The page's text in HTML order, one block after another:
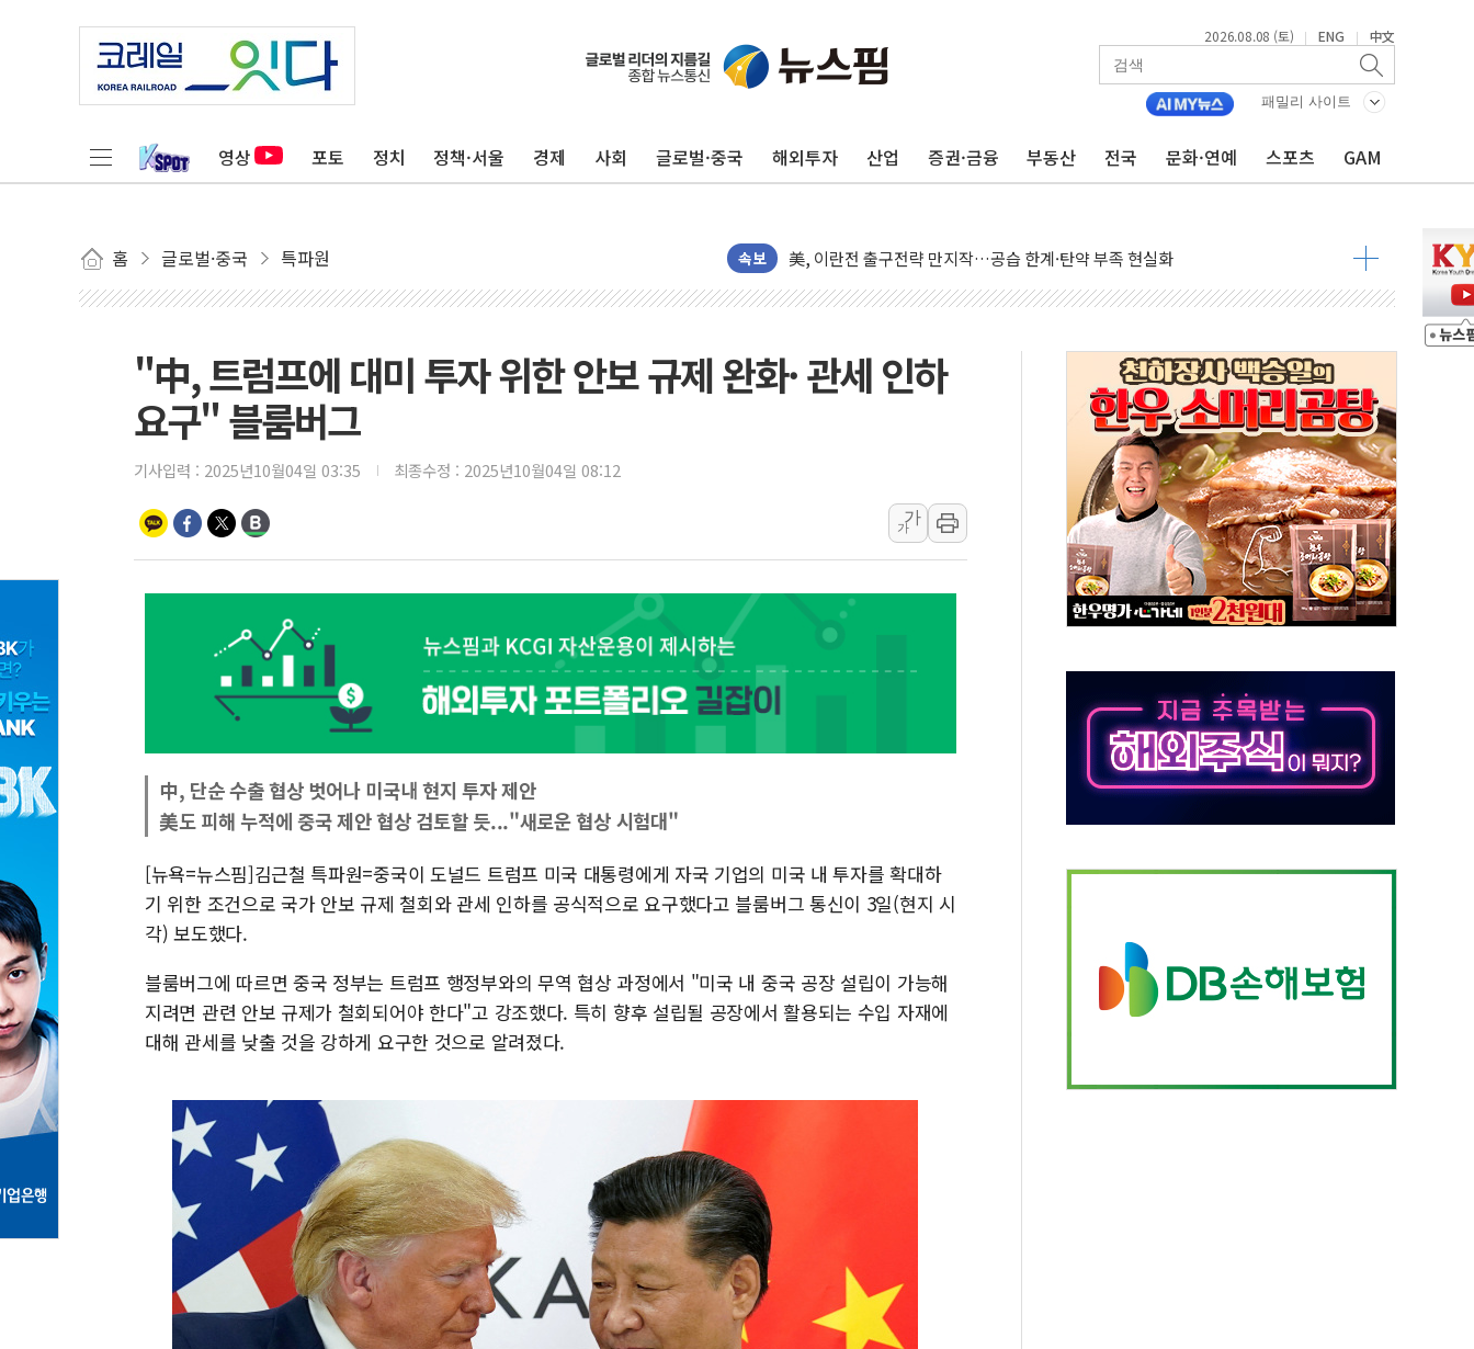
2026.08.08 (토) | ENG | 中文
패밀리 사이트
영상 포토 정치 정책·서울 경제 사회 글로벌·중국 해외투자 산업 증권·금융 부동산 전국 문화·연예 스포츠 GAM
홈 글로벌·중국 특파원 속보
김민석, 2주차 제주·인천 경선서 정청래에 승리...47.75% vs 42.08%
[속보] 민주, 제주·인천 경선 결과 발표...김민석 47.75% 정청래 42.08%
[속보] 민주, 제주 경선 결과 발표...김민석 52.64% 정청래 39.89% 송영길 7.47%
이번주 국내 주요 금융일정(8.10~8.14)
강릉·동해·삼척 시간당 최대 50㎜ 폭우…강원 동해안 강한 비 이어져
폐기물 수거하다 참변…60대 환경미화원 수거차에 치여 사망
李대통령 "결혼 때문에 손해 보는 일 없게"…'결혼 페널티' 22개 과제 손본다
여수 오동도 인근 해상서 모터보트 전복…1명 사망·1명 실종
추미애, '위안부' 피해자 기림의 날 참석..."국제적 시민 연대로 목소리 내야"
인천 선재도 갯벌서 해루질 중 실종 60대 나흘만에 숨진 채 발견
인천서 말다툼 중 어머니 흉기 살해 10대 아들 체포
'화합' 꺼낸 김민석에 '뻔뻔' 받아친 정청래…제주 연설서 신경전 고조
李대통령, ISA 개편 재검토 지시…與 "적극 환영"·野 "졸속 국정"
동해중부 전 해상 풍랑주의보…10일까지 최대 3.5m 높은 물결
연일 폭염에 온열질환 사망 23명…정부, 비상대응기구 가동
"中, 트럼프에 대미 투자 위한 안보 규제 완화· 관세 인하
요구" 블룸버그
기사입력 : 2025년10월04일 03:35 최종수정 : 2025년10월04일 08:12
가
가
中, 단순 수출 협상 벗어나 미국내 현지 투자 제안
美도 피해 누적에 중국 제안 협상 검토할 듯..."새로운 협상 시험대"
[뉴욕=뉴스핌]김근철 특파원=중국이 도널드 트럼프 미국 대통령에게 자국 기업의 미국 내 투자를 확대하
기 위한 조건으로 국가 안보 규제 철회와 관세 인하를 공식적으로 요구했다고 블룸버그 통신이 3일(현지 시
각) 보도했다.
블룸버그에 따르면 중국 정부는 트럼프 행정부와의 무역 협상 과정에서 "미국 내 중국 공장 설립이 가능해
지려면 관련 안보 규제가 철회되어야 한다"고 강조했다. 특히 향후 설립될 공장에서 활용되는 수입 자재에
대해 관세를 낮출 것을 강하게 요구한 것으로 알려졌다.